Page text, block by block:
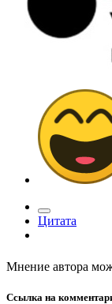
Цитата
Мнение автора
Ссылка на